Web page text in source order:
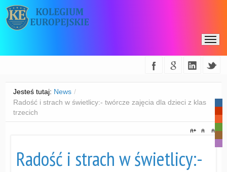
Jesteś tutaj: News /
Radość i strach w świetlicy:- twórcze zajęcia dla dzieci z klas
trzecich
Radość i strach w świetlicy:-